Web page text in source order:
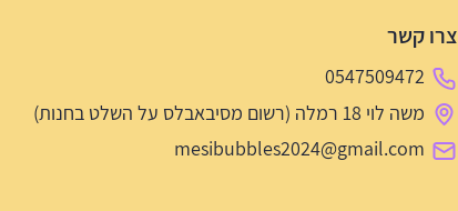
צרו קשר
0547509472
משה לוי 18 רמלה (רשום מסיבאבלס על השלט בחנות)
mesibubbles2024@gmail.com